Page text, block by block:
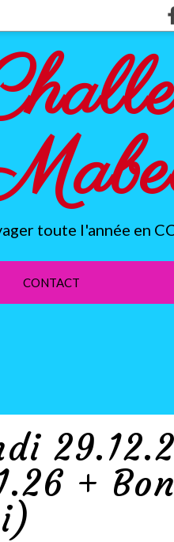
toute l'année en
CONTACT
+